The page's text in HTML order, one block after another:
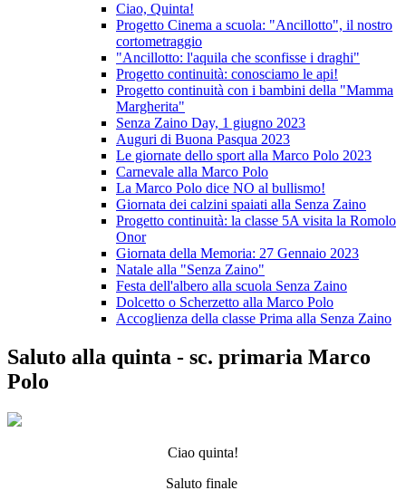
Ciao, Quinta!
Progetto Cinema a scuola: "Ancillotto", il nostro
cortometraggio
"Ancillotto: l'aquila che sconfisse i draghi"
Progetto continuità: conosciamo le api!
Progetto continuità con i bambini della "Mamma
Margherita"
Senza Zaino Day, 1 giugno 2023
Auguri di Buona Pasqua 2023
Le giornate dello sport alla Marco Polo 2023
Carnevale alla Marco Polo
La Marco Polo dice NO al bullismo!
Giornata dei calzini spaiati alla Senza Zaino
Progetto continuità: la classe 5A visita la Romolo
Onor
Giornata della Memoria: 27 Gennaio 2023
Natale alla "Senza Zaino"
Festa dell'albero alla scuola Senza Zaino
Dolcetto o Scherzetto alla Marco Polo
Accoglienza della classe Prima alla Senza Zaino
Saluto alla quinta - sc. primaria Marco
Polo
Ciao quinta!
Saluto finale